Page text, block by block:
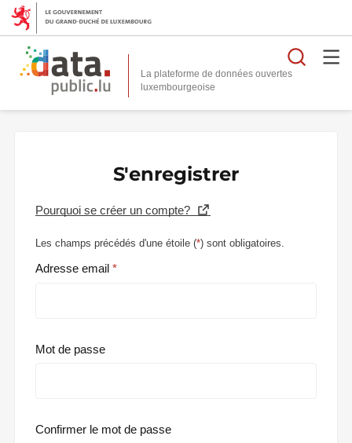
La plateforme de données ouvertes
S'enregistrer
Pourquoi se créer un compte?
Les champs précédés d'une étoile (*) sont obligatoires.
Adresse email
Mot de passe
Confirmer le mot de passe